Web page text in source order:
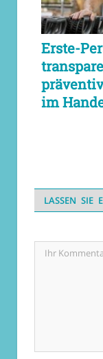
Erste-
im
LASSEN SIE